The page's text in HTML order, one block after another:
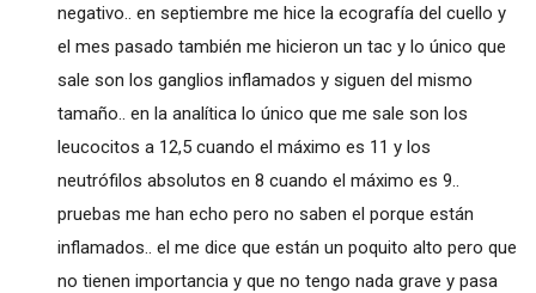
negativo.. en septiembre me hice la ecografía del cuello y
el mes pasado también me hicieron un tac y lo único que
sale son los ganglios inflamados y siguen del mismo
tamaño.. en la analítica lo único que me sale son los
leucocitos a 12,5 cuando el máximo es 11 y los
neutrófilos absolutos en 8 cuando el máximo es 9..
pruebas me han echo pero no saben el porque están
inflamados.. el me dice que están un poquito alto pero que
no tienen importancia y que no tengo nada grave y pasa